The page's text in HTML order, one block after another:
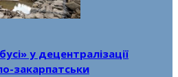
у децентралізації
закарпатськи